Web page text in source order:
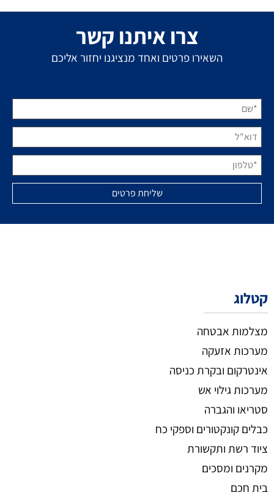
צרו איתנו קשר
השאירו פרטים ואחד מנציגנו יחזור אליכם
קטלוג
מצלמות אבטחה
מערכות אזעקה
אינטרקום ובקרת כניסה
מערכות גילוי אש
סטריאו והגברה
כבלים קונקטורים וספקי כח
ציוד רשת ותקשורת
מקרנים ומסכים
בית חכם